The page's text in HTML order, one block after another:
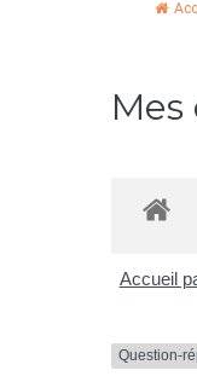
Accueil
Question-